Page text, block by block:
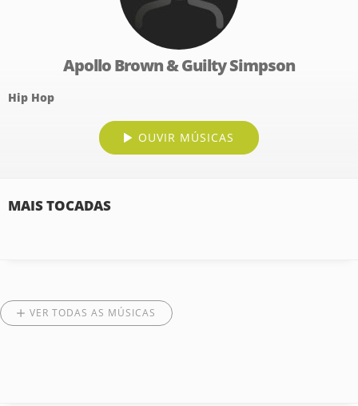
Apollo Brown & Guilty Simpson
Hip Hop
OUVIR MÚSICAS
MAIS TOCADAS
VER TODAS AS MÚSICAS